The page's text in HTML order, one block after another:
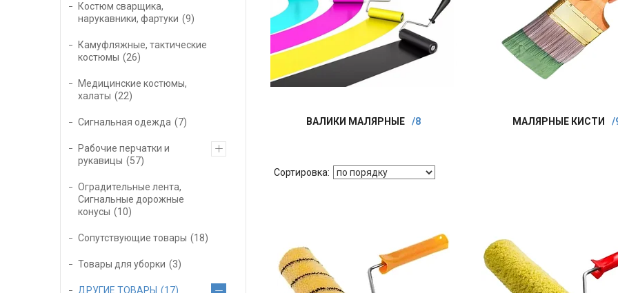
ВАЛИКИ МАЛЯРНЫЕ 8 МАЛЯРНЫЕ КИСТИ
Костюм сварщика,
нарукавники, фартуки
9
Камуфляжные, тактические
костюмы
26
Медицинские костюмы,
халаты
22
Сигнальная одежда 7
Рабочие перчатки и
рукавицы
57
Оградительные лента,
Сигнальные дорожные
конусы
10
Сопутствующие товары 18
Товары для уборки 3
ДРУГИЕ ТОВАРЫ 17